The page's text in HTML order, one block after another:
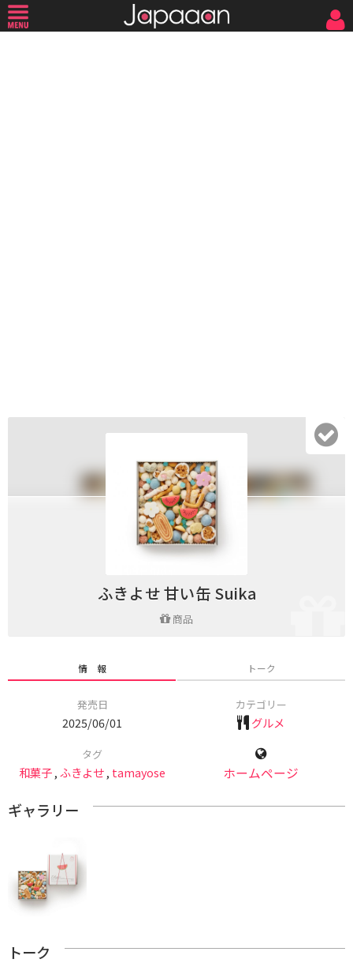
ふきよせ 甘い缶 Suika
商品
情 報 トーク
発売日
2025/06/01
カテゴリー
グルメ
タグ
和菓子,ふきよせ, tamayose ホームページ
ギャラリー
トーク